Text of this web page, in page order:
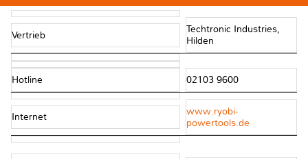
Vertrieb
Techtronic Industries,
Hilden
Hotline 02103 9600
Internet
www.ryobi-
powertools.de